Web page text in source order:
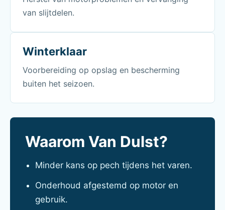
van slijtdelen.
Winterklaar
Voorbereiding op opslag en bescherming
buiten het seizoen.
Waarom Van Dulst?
Minder kans op pech tijdens het varen.
Onderhoud afgestemd op motor en
gebruik.